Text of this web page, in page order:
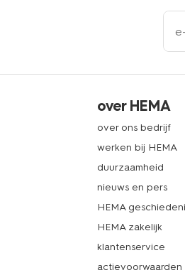
e-
over HEMA
over ons bedrijf
werken bij HEMA
duurzaamheid
nieuws en pers
HEMA
HEMA zakelijk
klantenservice
actievoorwaarden